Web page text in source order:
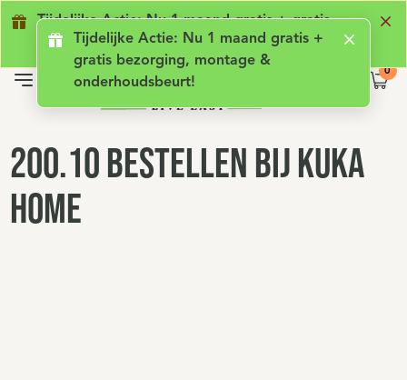
Tijdelijke Actie: Nu 1 maand gratis + gratis
bezorging, montage & onderhoudsbeurt!
Tijdelijke Actie: Nu 1 maand gratis +
gratis bezorging, montage &
onderhoudsbeurt!
Geen lening met rente Luxe comfort
200.10 Bestellen bij Kuka
Home